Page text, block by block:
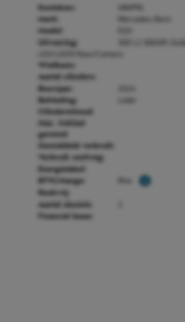
Kenteken: V89PRL
Merk: Mercedes-Benz
Model:
Uitvoering:
300 L2 90kWh
LED/LEER/Navi/Camera
Wielbasis:
Aantal cilinders:
Bouwjaar:
Bekleding: Leder
Cilinderinhoud:
Max. treklast
geremd:
Gemiddeld verbruik:
Verbruik snelweg:
Energielabel:
BTW/Marge:
Btw
Rookvrij:
Aantal sleutels:
Financial lease: